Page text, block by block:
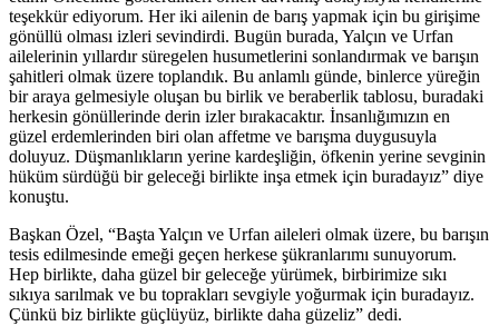
teşekkür ediyorum. Her iki ailenin de barış yapmak için bu girişime
gönüllü olması izleri sevindirdi. Bugün burada, Yalçın ve Urfan
ailelerinin yıllardır süregelen husumetlerini sonlandırmak ve barışın
şahitleri olmak üzere toplandık. Bu anlamlı günde, binlerce yüreğin
bir araya gelmesiyle oluşan bu birlik ve beraberlik tablosu, buradaki
herkesin gönüllerinde derin izler bırakacaktır. İnsanlığımızın en
güzel erdemlerinden biri olan affetme ve barışma duygusuyla
doluyuz. Düşmanlıkların yerine kardeşliğin, öfkenin yerine sevginin
hüküm sürdüğü bir geleceği birlikte inşa etmek için buradayız” diye
konuştu.
Başkan Özel, “Başta Yalçın ve Urfan aileleri olmak üzere, bu barışın
tesis edilmesinde emeği geçen herkese şükranlarımı sunuyorum.
Hep birlikte, daha güzel bir geleceğe yürümek, birbirimize sıkı
sıkıya sarılmak ve bu toprakları sevgiyle yoğurmak için buradayız.
Çünkü biz birlikte güçlüyüz, birlikte daha güzeliz” dedi.